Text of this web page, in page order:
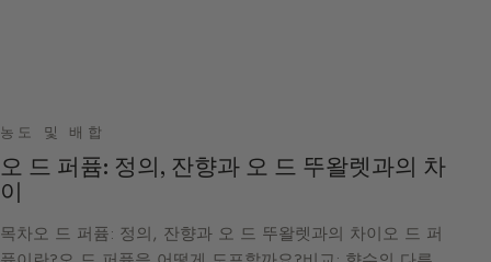
농도 및 배합
오 드 퍼퓸: 정의, 잔향과 오 드 뚜왈렛과의 차
이
목차오 드 퍼퓸: 정의, 잔향과 오 드 뚜왈렛과의 차이오 드 퍼